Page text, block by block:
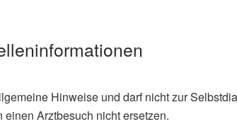
Hinweise und darf nicht zur
Arztbesuch nicht ersetzen.